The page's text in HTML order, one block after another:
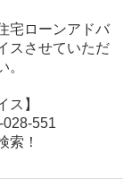
宅ローンアドバ
スさせていただ
。
ス】
551
索！